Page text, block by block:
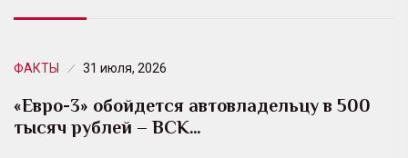
ФАКТЫ 31 июля, 2026
«Евро-3» обойдется автовладельцу в 500
тысяч рублей – ВСК…